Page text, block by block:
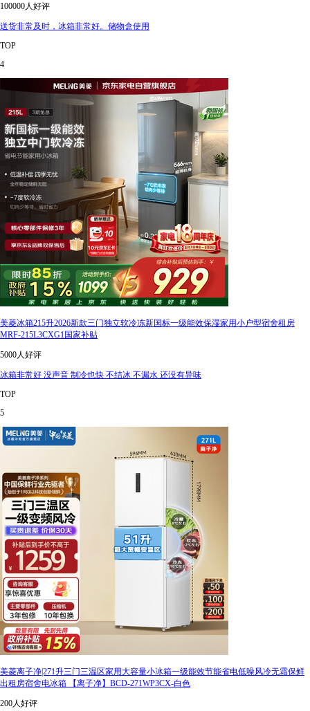
100000人好评
送货非常及时，冰箱非常好。储物盒使用
TOP
4
美菱冰箱215升2026新款三门独立软冷冻新国标一级能效保湿家用小户型宿舍租房
MRF-215L3CXG1国家补贴
5000人好评
冰箱非常好 没声音 制冷也快 不结冰 不漏水 还没有异味
TOP
5
美菱离子净|271升三门三温区家用大容量小冰箱一级能效节能省电低噪风冷无霜保鲜
出租房宿舍电冰箱 【离子净】BCD-271WP3CX-白色
200人好评